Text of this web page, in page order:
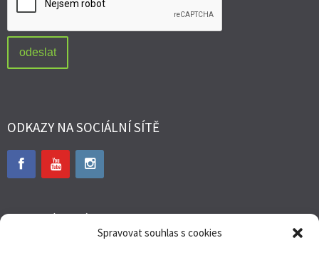
Spravovat souhlas s cookies
ODKAZY NA SOCIÁLNÍ SÍTĚ
WEBOVÉ STRÁNKY